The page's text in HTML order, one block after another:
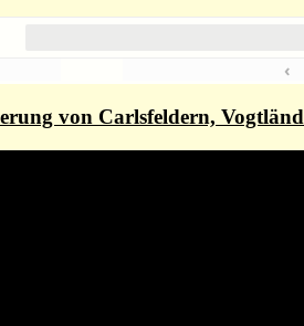
‹
von Carlsfeldern,